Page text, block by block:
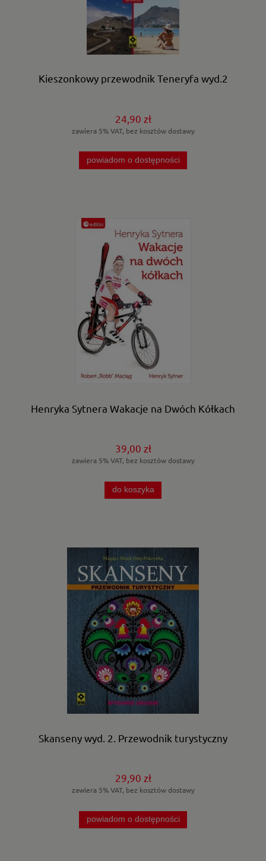
Kieszonkowy przewodnik Teneryfa wyd.2
24,90 zł
zawiera 5% VAT, bez kosztów dostawy
powiadom o dostępności
Henryka Sytnera Wakacje na Dwóch Kółkach
39,00 zł
zawiera 5% VAT, bez kosztów dostawy
do koszyka
Skanseny wyd. 2. Przewodnik turystyczny
29,90 zł
zawiera 5% VAT, bez kosztów dostawy
powiadom o dostępności